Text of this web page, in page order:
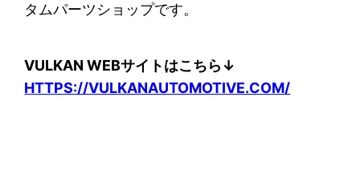
タムパーツショップです。
VULKAN WEBサイトはこちら↓
HTTPS://VULKANAUTOMOTIVE.COM/